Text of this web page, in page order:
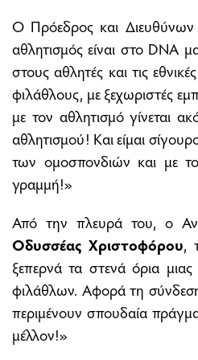
Ο Πρόεδρος και
αθλητισμός είναι στο DNA
στους αθλητές και τις
φιλάθλους, με ξεχωριστές
με τον αθλητισμό γίνεται
αθλητισμού! Και είμαι
των ομοσπονδιών και με
γραμμή!»
Από την πλευρά του, ο
Οδυσσέας Χριστοφόρου,
ξεπερνά τα στενά όρια
φιλάθλων. Αφορά τη σύνδεση
περιμένουν σπουδαία
μέλλον!»